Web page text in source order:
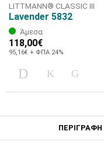
LITTMANN® CLASSIC III
Lavender 5832
Άμεσα
118,00€
95,16€ + ΦΠΑ 24%
ΠΕΡΙΓΡΑΦΗ